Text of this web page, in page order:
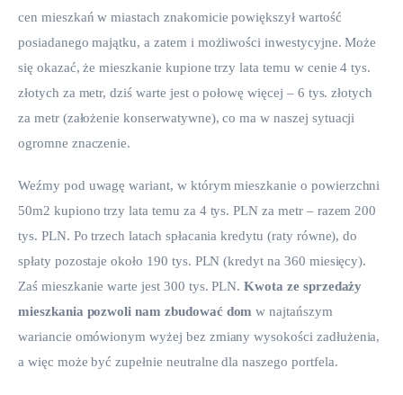
cen mieszkań w miastach znakomicie powiększył wartość
posiadanego majątku, a zatem i możliwości inwestycyjne. Może
się okazać, że mieszkanie kupione trzy lata temu w cenie 4 tys.
złotych za metr, dziś warte jest o połowę więcej – 6 tys. złotych
za metr (założenie konserwatywne), co ma w naszej sytuacji
ogromne znaczenie.
Weźmy pod uwagę wariant, w którym mieszkanie o powierzchni
50m2 kupiono trzy lata temu za 4 tys. PLN za metr – razem 200
tys. PLN. Po trzech latach spłacania kredytu (raty równe), do
spłaty pozostaje około 190 tys. PLN (kredyt na 360 miesięcy).
Zaś mieszkanie warte jest 300 tys. PLN. Kwota ze sprzedaży
mieszkania pozwoli nam zbudować dom w najtańszym
wariancie omówionym wyżej bez zmiany wysokości zadłużenia,
a więc może być zupełnie neutralne dla naszego portfela.